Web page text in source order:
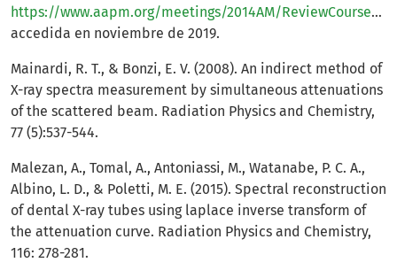
https://www.aapm.org/meetings/2014AM/ReviewCourses/documents/T06MaMeasurementchapter.pdf
accedida en noviembre de 2019.
Mainardi, R. T., & Bonzi, E. V. (2008). An indirect method of
X-ray spectra measurement by simultaneous attenuations
of the scattered beam. Radiation Physics and Chemistry,
77 (5):537-544.
Malezan, A., Tomal, A., Antoniassi, M., Watanabe, P. C. A.,
Albino, L. D., & Poletti, M. E. (2015). Spectral reconstruction
of dental X-ray tubes using laplace inverse transform of
the attenuation curve. Radiation Physics and Chemistry,
116: 278-281.